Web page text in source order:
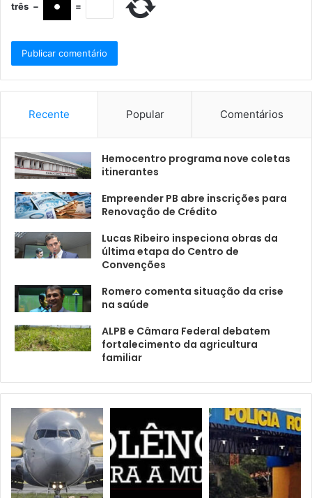
três − =
Recente Popular Comentários
Hemocentro programa nove coletas
itinerantes
Empreender PB abre inscrições para
Renovação de Crédito
Lucas Ribeiro inspeciona obras da
última etapa do Centro de
Convenções
Romero comenta situação da crise
na saúde
ALPB e Câmara Federal debatem
fortalecimento da agricultura
familiar